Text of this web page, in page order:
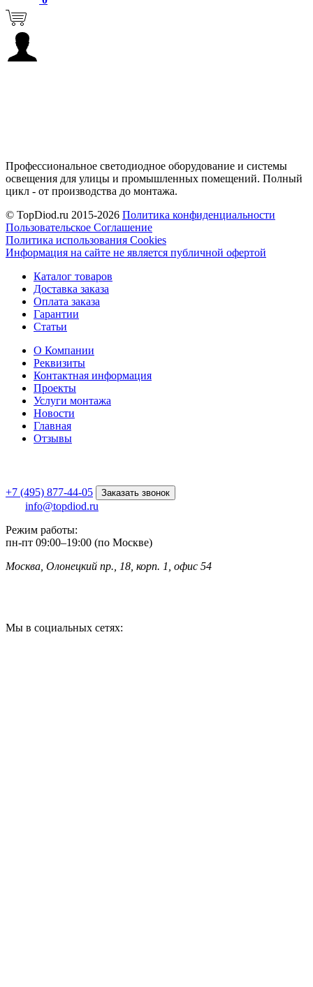
Профессиональное светодиодное оборудование и системы
освещения для улицы и промышленных помещений. Полный
цикл - от производства до монтажа.
© TopDiod.ru 2015-2026 Политика конфиденциальности
Пользовательское Соглашение
Политика использования Cookies
Информация на сайте не является публичной офертой
Каталог товаров
Доставка заказа
Оплата заказа
Гарантии
Статьи
О Компании
Реквизиты
Контактная информация
Проекты
Услуги монтажа
Новости
Главная
Отзывы
+7 (495) 877-44-05 Заказать звонок
info@topdiod.ru
Режим работы:
пн-пт 09:00–19:00 (по Москве)
Москва, Олонецкий пр., 18, корп. 1, офис 54
Мы в социальных сетях: